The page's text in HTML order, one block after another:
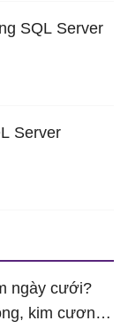
SQL Server
Server
ngày cưới?
kim cương